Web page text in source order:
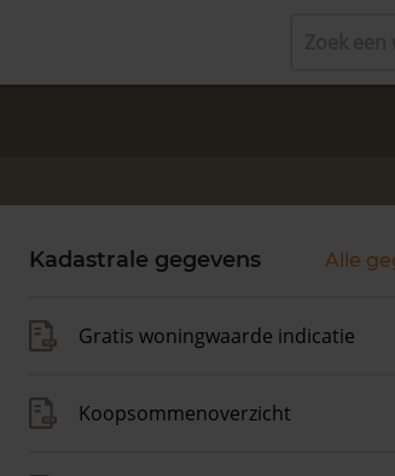
Kadastrale gegevens Alle
Gratis woningwaarde indicatie
Koopsommenoverzicht